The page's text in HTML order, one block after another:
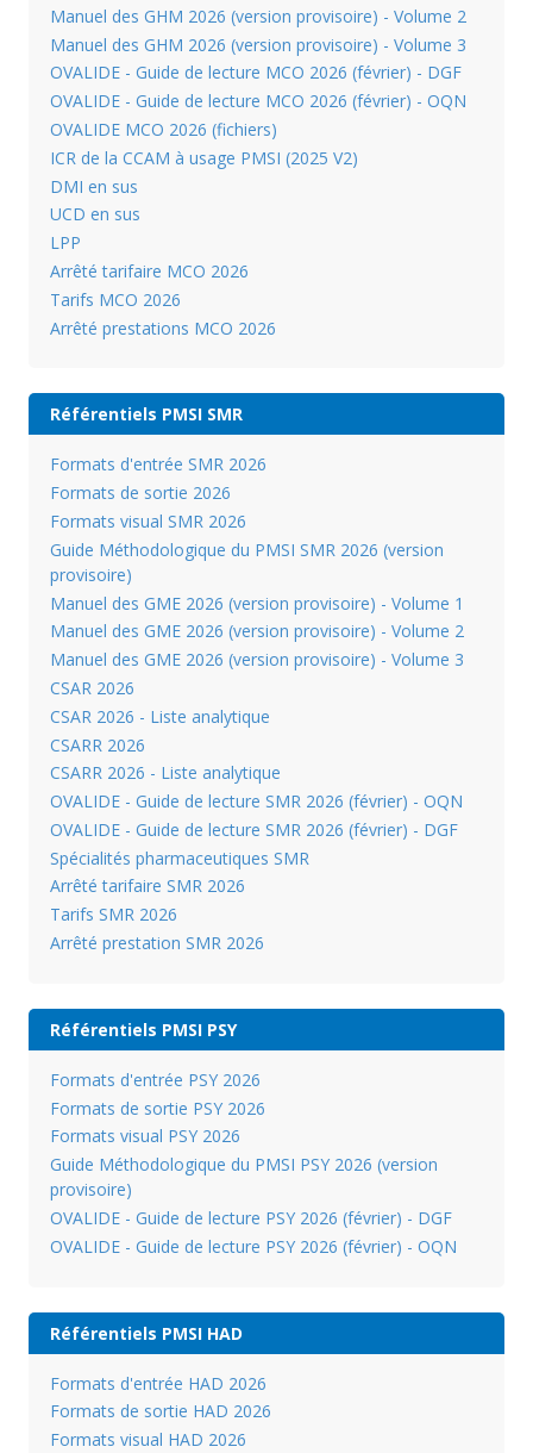
Manuel des GHM 2026 (version provisoire) - Volume 2
Manuel des GHM 2026 (version provisoire) - Volume 3
OVALIDE - Guide de lecture MCO 2026 (février) - DGF
OVALIDE - Guide de lecture MCO 2026 (février) - OQN
OVALIDE MCO 2026 (fichiers)
ICR de la CCAM à usage PMSI (2025 V2)
DMI en sus
UCD en sus
LPP
Arrêté tarifaire MCO 2026
Tarifs MCO 2026
Arrêté prestations MCO 2026
Référentiels PMSI SMR
Formats d'entrée SMR 2026
Formats de sortie 2026
Formats visual SMR 2026
Guide Méthodologique du PMSI SMR 2026 (version
provisoire)
Manuel des GME 2026 (version provisoire) - Volume 1
Manuel des GME 2026 (version provisoire) - Volume 2
Manuel des GME 2026 (version provisoire) - Volume 3
CSAR 2026
CSAR 2026 - Liste analytique
CSARR 2026
CSARR 2026 - Liste analytique
OVALIDE - Guide de lecture SMR 2026 (février) - OQN
OVALIDE - Guide de lecture SMR 2026 (février) - DGF
Spécialités pharmaceutiques SMR
Arrêté tarifaire SMR 2026
Tarifs SMR 2026
Arrêté prestation SMR 2026
Référentiels PMSI PSY
Formats d'entrée PSY 2026
Formats de sortie PSY 2026
Formats visual PSY 2026
Guide Méthodologique du PMSI PSY 2026 (version
provisoire)
OVALIDE - Guide de lecture PSY 2026 (février) - DGF
OVALIDE - Guide de lecture PSY 2026 (février) - OQN
Référentiels PMSI HAD
Formats d'entrée HAD 2026
Formats de sortie HAD 2026
Formats visual HAD 2026